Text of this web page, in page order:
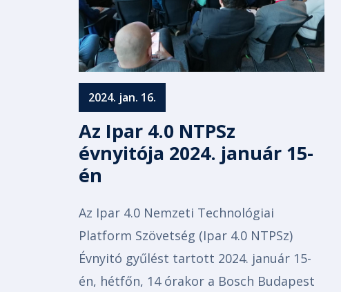
2024. jan. 16.
Az Ipar 4.0 NTPSz
évnyitója 2024. január 15-
én
Az Ipar 4.0 Nemzeti Technológiai
Platform Szövetség (Ipar 4.0 NTPSz)
Évnyitó gyűlést tartott 2024. január 15-
én, hétfőn, 14 órakor a Bosch Budapest